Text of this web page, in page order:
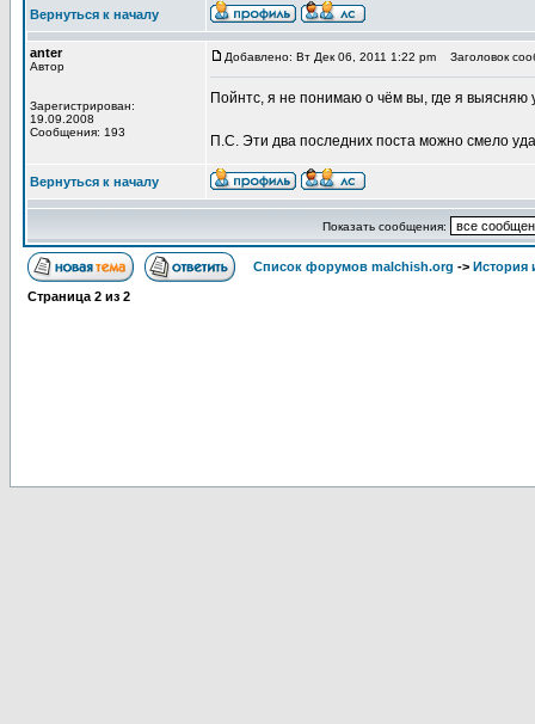
Вернуться к началу
anter
Автор
Зарегистрирован:
19.09.2008
Сообщения: 193
Добавлено: Вт Дек 06, 2011 1:22 pm Заголовок
Пойнтс, я не понимаю о чём вы, где я
П.С. Эти два последних поста можно смело
Вернуться к началу
Показать сообщения:
Список форумов malchish.org ->
Страница 2 из 2